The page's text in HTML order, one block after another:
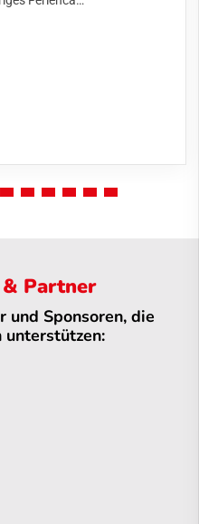
Partner
und Sponsoren, die
unterstützen: